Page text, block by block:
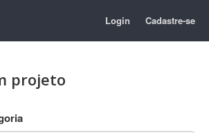
Login Cadastre-se
projeto